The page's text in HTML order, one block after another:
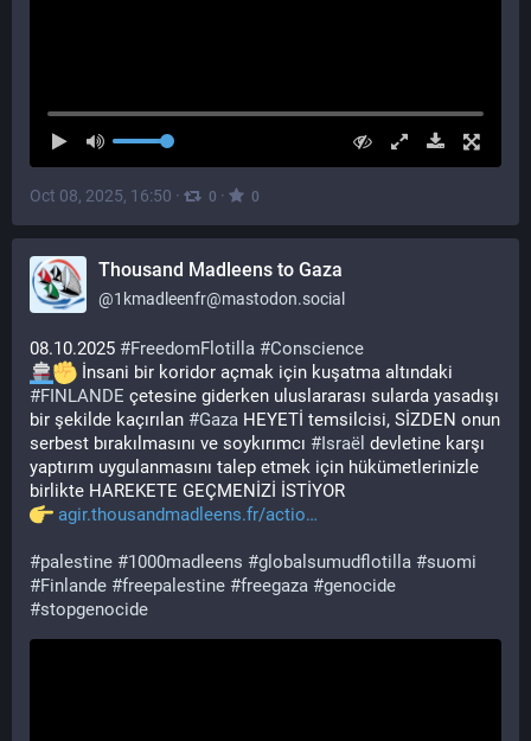
Oct 08, 2025, 16:50 · 0 · 0
Thousand Madleens to Gaza
@1kmadleenfr@mastodon.social
08.10.2025 #FreedomFlotilla #Conscience
#FINLANDE çetesine giderken uluslararası sularda yasadışı
bir şekilde kaçırılan #Gaza HEYETİ temsilcisi, SİZDEN onun
serbest bırakılmasını ve soykırımcı #Israël devletine karşı
yaptırım uygulanmasını talep etmek için hükümetlerinizle
birlikte HAREKETE GEÇMENİZİ İSTİYOR
agir.thousandmadleens.fr/actio
#palestine #1000madleens #globalsumudflotilla #suomi
#Finlande #freepalestine #freegaza #genocide
#stopgenocide